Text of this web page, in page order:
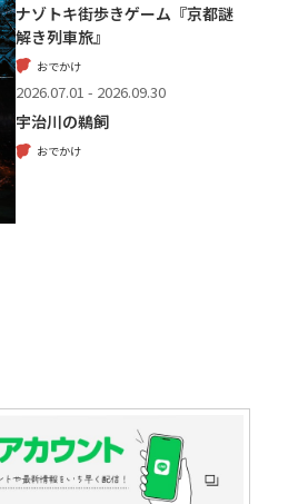
ナゾトキ街歩きゲーム『京都謎
解き列車旅』
おでかけ
2026.07.01 - 2026.09.30
宇治川の鵜飼
おでかけ